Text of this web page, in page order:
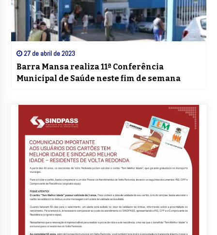
27 de abril de 2023
Barra Mansa realiza 11ª Conferência
Municipal de Saúde neste fim de semana